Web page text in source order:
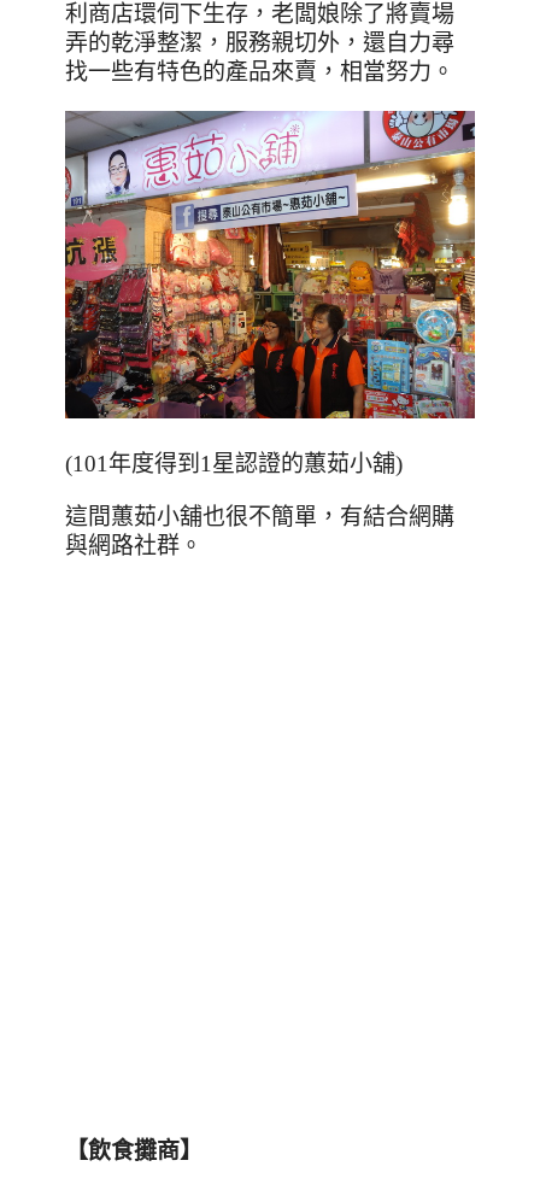
利商店環伺下生存，老闆娘除了將賣場
弄的乾淨整潔，服務親切外，還自力尋
找一些有特色的產品來賣，相當努力。
(101年度得到1星認證的蕙茹小舖)
這間蕙茹小舖也很不簡單，有結合網購
與網路社群。
【飲食攤商】